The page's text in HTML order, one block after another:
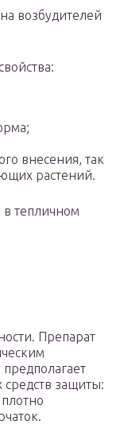
возбудителей
внесения, так
растений.
тепличном
Препарат
защиты: